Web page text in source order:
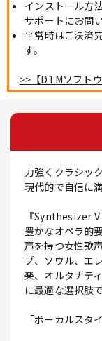
インストール方
サポートにお問
平常時はご決済
す。
>>【DTMソフト
力強くクラシッ
現代的で自信に
『Synthesizer
豊かなオペラ的
声を持つ女性歌
プ、ソウル、エ
楽、オルタナテ
に最適な選択肢で
「ボーカルスタ